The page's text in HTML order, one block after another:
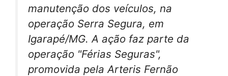
manutenção dos veículos, na
operação Serra Segura, em
Igarapé/MG. A ação faz parte da
operação "Férias Seguras",
promovida pela Arteris Fernão